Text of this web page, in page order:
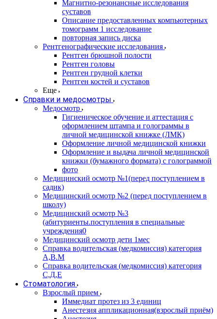
Магнитно-резонансные исследования
суставов
Описание предоставленных компьютерных
томограмм 1 исследование
повторная запись диска
Рентгенографические исследования
Рентген брюшной полости
Рентген головы
Рентген грудной клетки
Рентген костей и суставов
Еще
Справки и медосмотры
Медосмотр
Гигиеническое обучение и аттестация с
оформлением штампа и голограммы в
личной медицинской книжке (ЛМК)
Оформление личной медицинской книжки
Оформление и выдача личной медицинской
книжки (бумажного формата) с голограммой
фото
Медицинский осмотр №1(перед поступлением в
садик)
Медицинский осмотр №2 (перед поступлением в
школу)
Медицинский осмотр №3
(абитуриенты.поступления в специальные
учреждения0
Медицинский осмотр дети 1мес
Справка водительская (медкомиссия) категория
А,В.М
Справка водительская (медкомиссия) категория
С,Д,Е
Стоматология
Взрослый прием
Иммедиат протез из 3 единиц
Анестезия аппликационная(взрослый приём)